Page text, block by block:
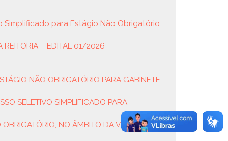
para Estágio Não Obrigatório
REITORIA – EDITAL 01/2026
NÃO OBRIGATÓRIO PARA GABINETE
SELETIVO SIMPLIFICADO PARA
OBRIGATÓRIO, NO ÂMBITO DA VICE-